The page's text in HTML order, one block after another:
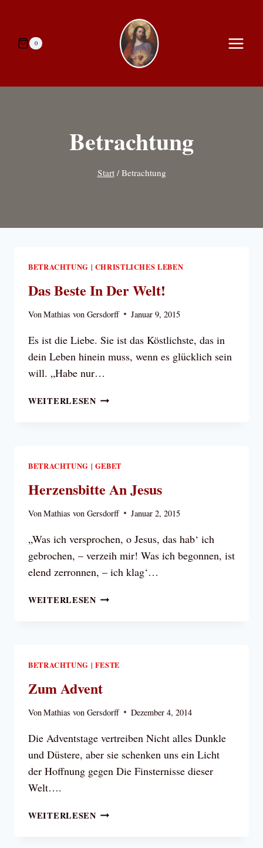
springen0
Betrachtung
Start / Betrachtung
BETRACHTUNG | CHRISTLICHES LEBEN
Das Beste In Der Welt!
VonMathias von Gersdorff Januar 9, 2015
Es ist die Liebe. Sie ist das Köstlichste, das in
dein Leben hinein muss, wenn es glücklich sein
will. „Habe nur…
WEITERLESENDAS
BETRACHTUNG | GEBET
Herzensbitte An Jesus
VonMathias von Gersdorff Januar 2, 2015
„Was ich versprochen, o Jesus, das hab‘ ich
gebrochen, – verzeih mir! Was ich begonnen, ist
elend zerronnen, – ich klag‘…
WEITERLESENHERZENSBITTE
BETRACHTUNG | FESTE
Zum Advent
VonMathias von Gersdorff Dezember 4, 2014
Die Adventstage vertreiben Nicht alles Dunkle
und Düstere, aber sie schenken uns ein Licht
der Hoffnung gegen Die Finsternisse dieser
Welt….
WEITERLESENZUM